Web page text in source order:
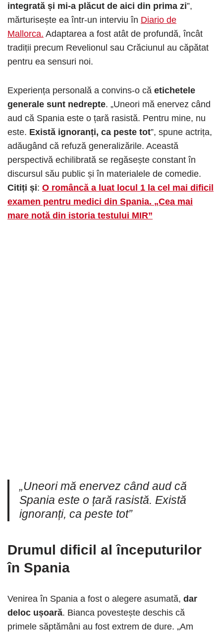
integrată și mi-a plăcut de aici din prima zi”,
mărturisește ea într-un interviu în Diario de
Mallorca. Adaptarea a fost atât de profundă, încât
tradiții precum Revelionul sau Crăciunul au căpătat
pentru ea sensuri noi.
Experiența personală a convins-o că etichetele
generale sunt nedrepte. „Uneori mă enervez când
aud că Spania este o țară rasistă. Pentru mine, nu
este. Există ignoranți, ca peste tot”, spune actrița,
adăugând că refuză generalizările. Această
perspectivă echilibrată se regăsește constant în
discursul său public și în materialele de comedie.
Citiți și: O româncă a luat locul 1 la cel mai dificil
examen pentru medici din Spania. „Cea mai
mare notă din istoria testului MIR”
„Uneori mă enervez când aud că
Spania este o țară rasistă. Există
ignoranți, ca peste tot”
Drumul dificil al începuturilor
în Spania
Venirea în Spania a fost o alegere asumată, dar
deloc ușoară. Bianca povestește deschis că
primele săptămâni au fost extrem de dure. „Am